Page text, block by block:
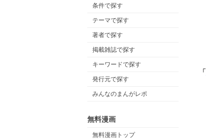
条件で探す
テーマで探す
著者で探す
掲載雑誌で探す
キーワードで探す
発行元で探す
みんなのまんがレポ
無料漫画
無料漫画トップ
「